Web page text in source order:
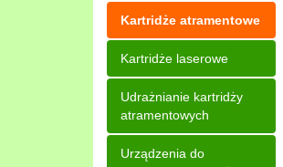
Kartridże atramentowe
Kartridże laserowe
Udrażnianie kartridży
atramentowych
Urządzenia do